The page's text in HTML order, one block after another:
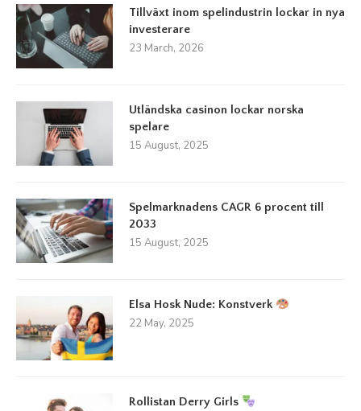
Tillväxt inom spelindustrin lockar in nya
investerare
23 March, 2026
Utländska casinon lockar norska
spelare
15 August, 2025
Spelmarknadens CAGR 6 procent till
2033
15 August, 2025
Elsa Hosk Nude: Konstverk
22 May, 2025
Rollistan Derry Girls